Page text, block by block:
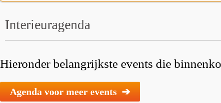
Interieuragenda
Hieronder belangrijkste events die
Agenda voor meer events ➔